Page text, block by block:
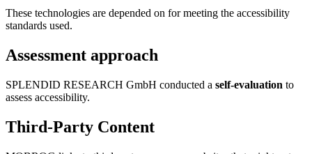
These technologies are depended on for meeting the accessibility
standards used.
Assessment approach
SPLENDID RESEARCH GmbH conducted a self-evaluation to
assess accessibility.
Third-Party Content